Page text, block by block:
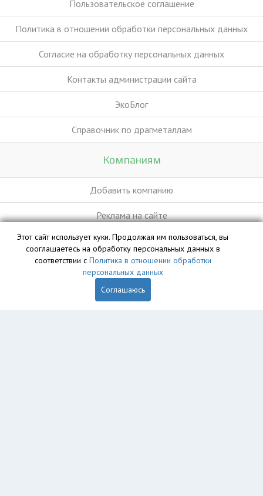
Пользовательское соглашение
Политика в отношении обработки персональных данных
Согласие на обработку персональных данных
Контакты администрации сайта
ЭкоБлог
Справочник по драгметаллам
Компаниям
Добавить компанию
Реклама на сайте
База данных сайта vyvoz.org является интеллектуальной
собственностью ООО «Профит» и охраняется законом.
Этот сайт использует куки. Продолжая им пользоваться, вы
сооглашаетесь на обработку персональных данных в
соответствии с Политика в отношении обработки
персональных данных
Соглашаюсь